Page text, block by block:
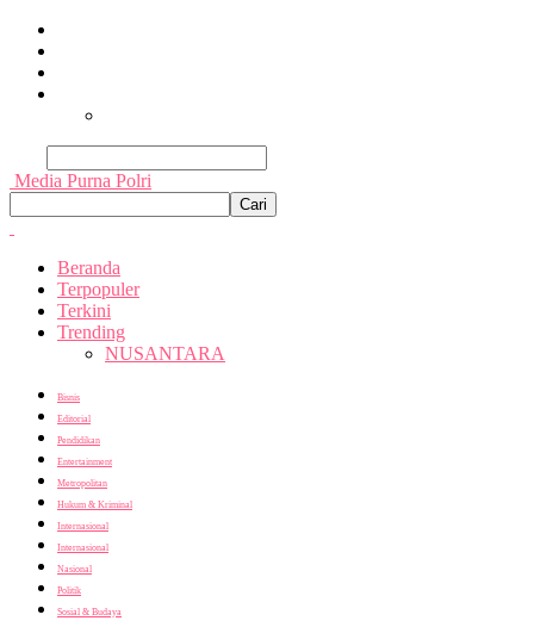
Media Purna Polri
Beranda
Terpopuler
Terkini
Trending
NUSANTARA
Bisnis
Editorial
Pendidikan
Entertainment
Metropolitan
Hukum & Kriminal
Internasional
Internasional
Nasional
Politik
Sosial & Budaya